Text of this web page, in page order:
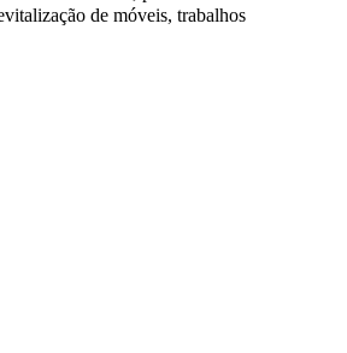
de móveis, trabalhos